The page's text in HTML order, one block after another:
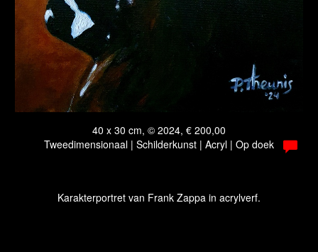
40 x 30 cm, © 2024, € 200,00
Tweedimensionaal | Schilderkunst | Acryl | Op doek
Karakterportret van Frank Zappa in acrylverf.